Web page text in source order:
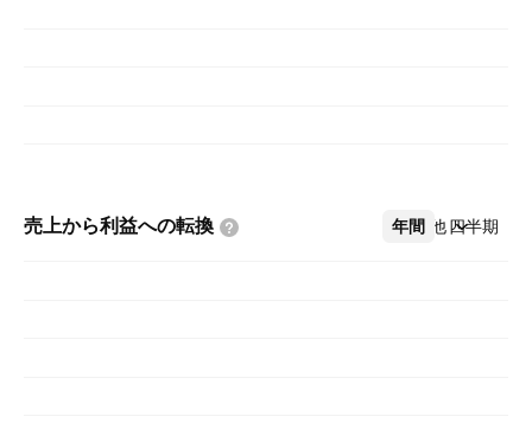
売上から利益への転換 年間 四半期
その他